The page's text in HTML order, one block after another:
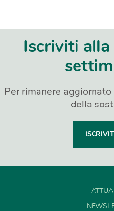
Iscriviti
Per rimanere
della